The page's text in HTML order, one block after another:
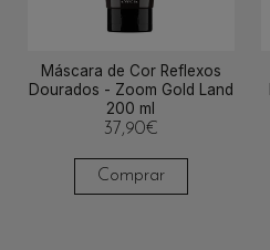
Máscara de Cor Reflexos
Dourados - Zoom Gold Land
200 ml
37,90€
Comprar